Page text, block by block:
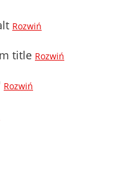
Rozwiń
title Rozwiń
Rozwiń